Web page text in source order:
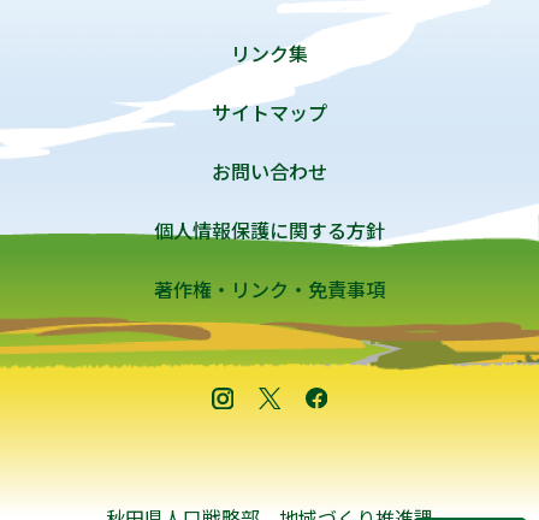
リンク集
サイトマップ
お問い合わせ
個人情報保護に関する方針
著作権・リンク・免責事項